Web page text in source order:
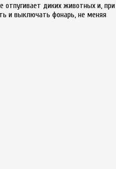
отпугивает диких животных и, при
и выключать фонарь, не меняя